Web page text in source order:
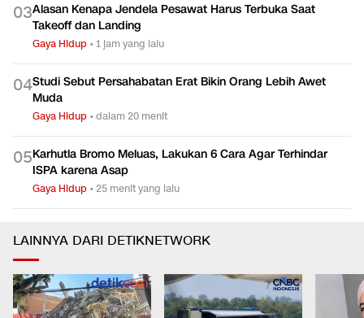
03Alasan Kenapa Jendela Pesawat Harus Terbuka Saat
Takeoff dan Landing
Gaya Hidup •1 jam yang lalu
04Studi Sebut Persahabatan Erat Bikin Orang Lebih Awet
Muda
Gaya Hidup •dalam 20 menit
05Karhutla Bromo Meluas, Lakukan 6 Cara Agar Terhindar
ISPA karena Asap
Gaya Hidup •25 menit yang lalu
LAINNYA DARI DETIKNETWORK